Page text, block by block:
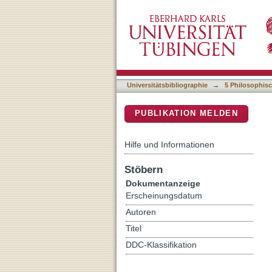
Universitätsbibliographie → 5
PUBLIKATION MELDEN
Hilfe und Informationen
Stöbern
Dokumentanzeige
Erscheinungsdatum
Autoren
Titel
DDC-Klassifikation